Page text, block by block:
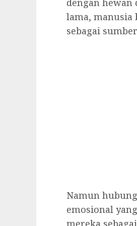
lama,
sebagai
Namun
emosional
mereka